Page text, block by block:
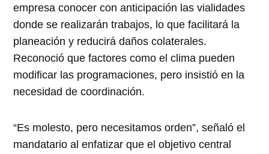
empresa conocer con anticipación las vialidades
donde se realizarán trabajos, lo que facilitará la
planeación y reducirá daños colaterales.
Reconoció que factores como el clima pueden
modificar las programaciones, pero insistió en la
necesidad de coordinación.
“Es molesto, pero necesitamos orden”, señaló el
mandatario al enfatizar que el objetivo central